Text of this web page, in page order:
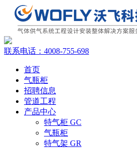
联系电话： 4008-755-698
首页
气瓶柜
招聘信息
管道工程
产品中心
特气柜 GC
气瓶柜
特气架 GR